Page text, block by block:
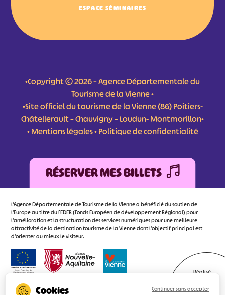
ESPACE SÉMINAIRES
•Copyright © 2026 – Agence Départementale du
Tourisme de la Vienne •
•Site officiel du tourisme de la Vienne (86) Poitiers-
Châtellerault – Chauvigny – Loudun- Montmorillon•
•Mentions légales•Politique de confidentialité
RÉSERVER MES BILLETS
L'Agence Départementale de Tourisme de la Vienne a bénéficié du soutien de
l’Europe au titre du FEDER (Fonds Européen de développement Régional) pour
l’amélioration et la structuration des services numériques pour une meilleure
attractivité de la destination tourisme de la Vienne dont l’objectif principal est
d’orienter au mieux le visiteur.
Réalisé
Continuer sans accepter